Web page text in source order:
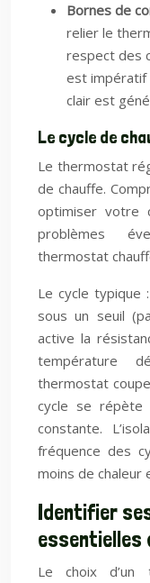
Bornes de
relier le
respect des
est impératif
clair est
Le cycle de
Le thermostat
de chauffe.
optimiser votre
problèmes
thermostat
Le cycle typique
sous un seuil
active la
température
thermostat
cycle se répète
constante.
fréquence des
moins de chaleur
Identifier
essentielles
Le choix d’un